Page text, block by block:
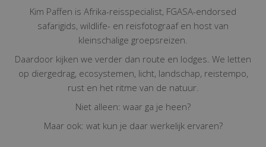
Kim Paffen is Afrika-reisspecialist, FGASA-endorsed
safarigids, wildlife- en reisfotograaf en host van
kleinschalige groepsreizen.
Daardoor kijken we verder dan route en lodges. We letten
op diergedrag, ecosystemen, licht, landschap, reistempo,
rust en het ritme van de natuur.
Niet alleen: waar ga je heen?
Maar ook: wat kun je daar werkelijk ervaren?